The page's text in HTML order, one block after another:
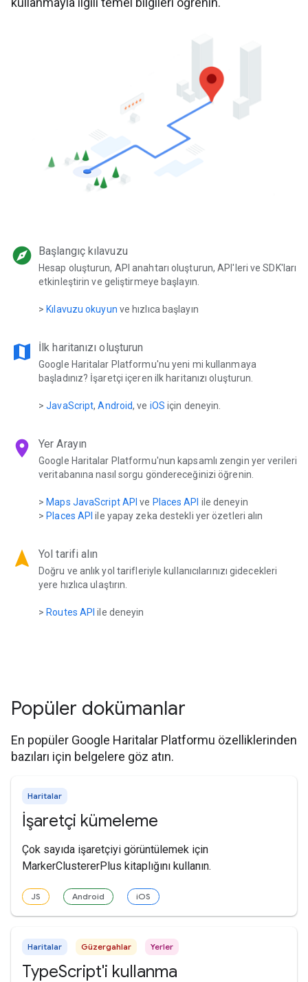
explore Başlangıç kılavuzu
Hesap oluşturun, API anahtarı oluşturun, API'leri ve SDK'ları
etkinleştirin ve geliştirmeye başlayın.
>Kılavuzu okuyun ve hızlıca başlayın
map İlk haritanızı oluşturun
Google Haritalar Platformu'nu yeni mi kullanmaya
başladınız? İşaretçi içeren ilk haritanızı oluşturun.
>JavaScript,Android, ve iOS için deneyin.
location_on Yer Arayın
Google Haritalar Platformu'nun kapsamlı zengin yer verileri
veritabanına nasıl sorgu göndereceğinizi öğrenin.
>Maps JavaScript API ve Places API ile deneyin
>Places API ile yapay zeka destekli yer özetleri alın
navigation Yol tarifi alın
Doğru ve anlık yol tarifleriyle kullanıcılarınızı gidecekleri
yere hızlıca ulaştırın.
>Routes API ile deneyin
Popüler dokümanlar
En popüler Google Haritalar Platformu özelliklerinden
bazıları için belgelere göz atın.
Haritalar
İşaretçi kümeleme
Çok sayıda işaretçiyi görüntülemek için
MarkerClustererPlus kitaplığını kullanın.
JS Android iOS
Haritalar Güzergahlar Yerler
TypeScript'i kullanma